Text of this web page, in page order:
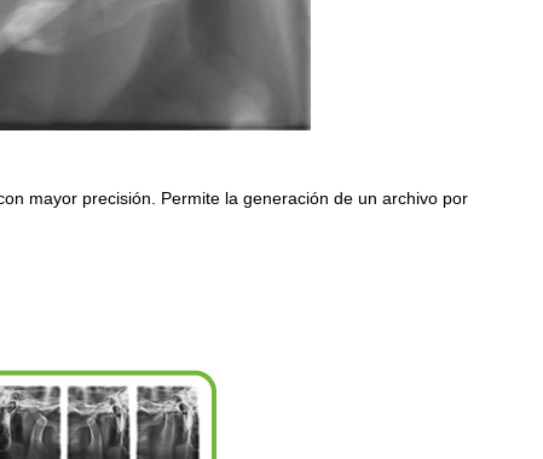
mayor precisión. Permite la generación de un archivo por